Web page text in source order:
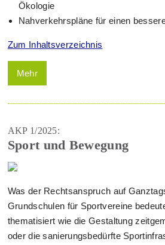
Ökologie
Nahverkehrspläne für einen
Zum Inhaltsverzeichnis
Mehr
AKP 1/2025:
Sport und Bewegung
Was der Rechtsanspruch auf
Grundschulen für Sportvereine
thematisiert wie die Gestaltung
oder die sanierungsbedürfte